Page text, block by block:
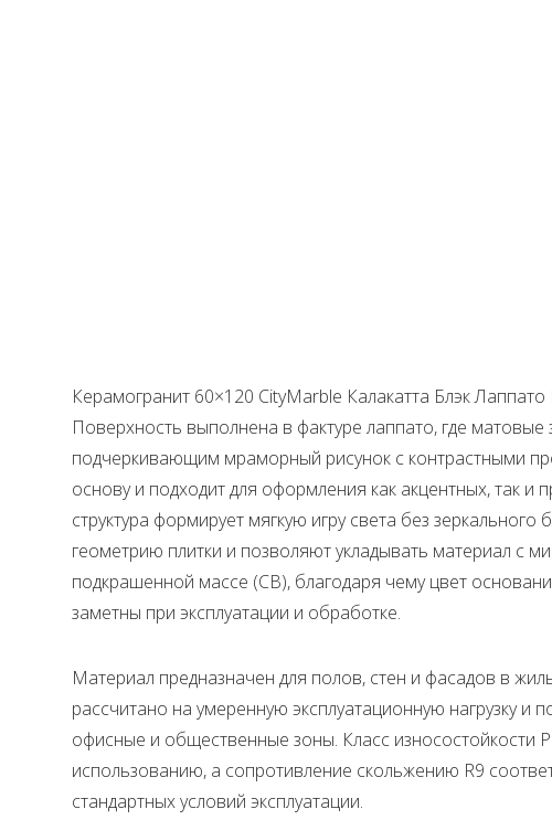
Керамогранит 60×120 CityMarble Калакатта Блэк
Поверхность выполнена в фактуре лаппато, где
подчеркивающим мраморный рисунок с контрастными
основу и подходит для оформления как акцентных, так
структура формирует мягкую игру света без
геометрию плитки и позволяют укладывать материал с
подкрашенной массе (CB), благодаря чему цвет
заметны при эксплуатации и обработке.
Материал предназначен для полов, стен и фасадов в
рассчитано на умеренную эксплуатационную нагрузку
офисные и общественные зоны. Класс износостойкости
использованию, а сопротивление скольжению R9
стандартных условий эксплуатации.